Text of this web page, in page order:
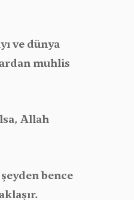
ve dünya
muhlis
Allah
bence